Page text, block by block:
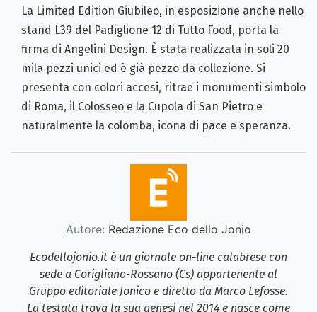
La Limited Edition Giubileo, in esposizione anche nello
stand L39 del Padiglione 12 di Tutto Food, porta la
firma di Angelini Design. È stata realizzata in soli 20
mila pezzi unici ed è già pezzo da collezione. Si
presenta con colori accesi, ritrae i monumenti simbolo
di Roma, il Colosseo e la Cupola di San Pietro e
naturalmente la colomba, icona di pace e speranza.
Autore: Redazione Eco dello Jonio
Ecodellojonio.it è un giornale on-line calabrese con
sede a Corigliano-Rossano (Cs) appartenente al
Gruppo editoriale Jonico e diretto da Marco Lefosse.
La testata trova la sua genesi nel 2014 e nasce come